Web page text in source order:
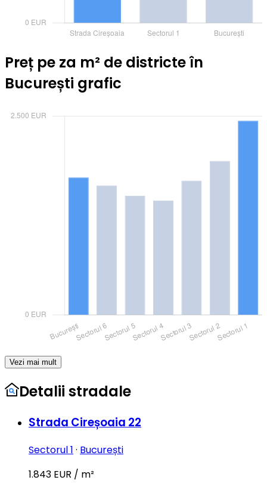
Preț pe za m² de districte în
București grafic
Vezi mai mult
Detalii stradale
Strada Cireșoaia 22
Sectorul 1 · București
1.843 EUR / m²